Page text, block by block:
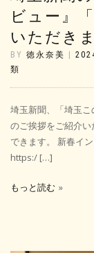
ビュー』
いただき
BY 徳永奈美 |
類
埼玉新聞、「埼玉
のご挨拶をご紹介
できます。 新春イ
https:/ […]
もっと読む